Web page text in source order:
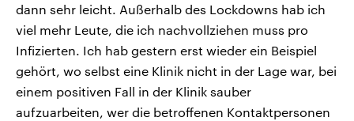
dann sehr leicht. Außerhalb des Lockdowns hab ich
viel mehr Leute, die ich nachvollziehen muss pro
Infizierten. Ich hab gestern erst wieder ein Beispiel
gehört, wo selbst eine Klinik nicht in der Lage war, bei
einem positiven Fall in der Klinik sauber
aufzuarbeiten, wer die betroffenen Kontaktpersonen